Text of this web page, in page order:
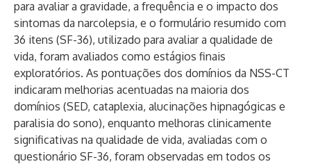
para avaliar a gravidade, a frequência e o impacto dos
sintomas da narcolepsia, e o formulário resumido com
36 itens (SF-36), utilizado para avaliar a qualidade de
vida, foram avaliados como estágios finais
exploratórios. As pontuações dos domínios da NSS-CT
indicaram melhorias acentuadas na maioria dos
domínios (SED, cataplexia, alucinações hipnagógicas e
paralisia do sono), enquanto melhoras clinicamente
significativas na qualidade de vida, avaliadas com o
questionário SF-36, foram observadas em todos os